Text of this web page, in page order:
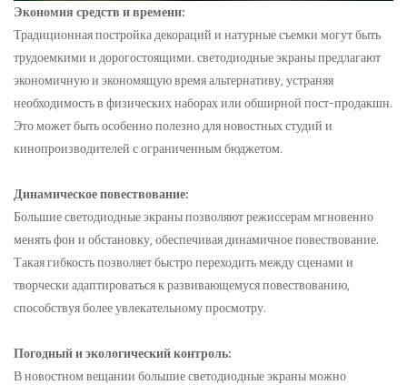
Экономия средств и времени:
Традиционная постройка декораций и натурные съемки могут быть
трудоемкими и дорогостоящими.светодиодные экраныпредлагают
экономичную и экономящую время альтернативу, устраняя
необходимость в физических наборах или обширной пост-продакшн.
Это может быть особенно полезно для новостных студий и
кинопроизводителей с ограниченным бюджетом.
Динамическое повествование:
Большие светодиодные экраны позволяют режиссерам мгновенно
менять фон и обстановку, обеспечивая динамичное повествование.
Такая гибкость позволяет быстро переходить между сценами и
творчески адаптироваться к развивающемуся повествованию,
способствуя более увлекательному просмотру.
Погодный и экологический контроль:
В новостном вещании большие светодиодные экраны можно